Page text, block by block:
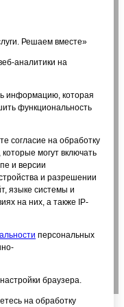
и
процесса.
обучающихся
(перевода)
персональных
Решаем вместе»
аналитики на
информацию, которая
функциональность
согласие на обработку
могут включать
и версии
и разрешении
языке системы и
на них, а также IP-
персональных
браузера.
на обработку